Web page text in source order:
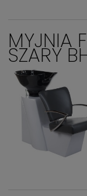
MYJNIA
SZARY